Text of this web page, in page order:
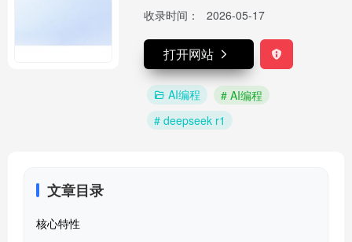
收录时间： 2026-05-17
打开网站
AI编程
# AI编程
# deepseek r1
文章目录
核心特性